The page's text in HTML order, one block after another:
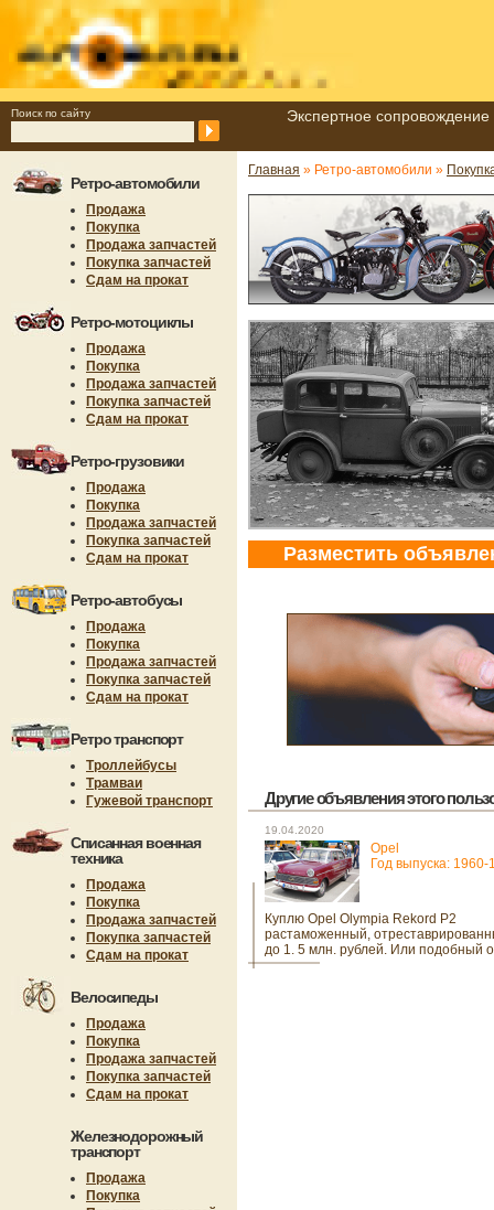
Поиск по сайту Экспертное
Ретро-автомобили
Продажа
Покупка
Продажа запчастей
Покупка запчастей
Сдам на прокат
Ретро-мотоциклы
Продажа
Покупка
Продажа запчастей
Покупка запчастей
Сдам на прокат
Ретро-грузовики
Продажа
Покупка
Продажа запчастей
Покупка запчастей
Сдам на прокат
Ретро-автобусы
Продажа
Покупка
Продажа запчастей
Покупка запчастей
Сдам на прокат
Ретро транспорт
Троллейбусы
Трамваи
Гужевой транспорт
Списанная военная
техника
Продажа
Покупка
Продажа запчастей
Покупка запчастей
Сдам на прокат
Велосипеды
Продажа
Покупка
Продажа запчастей
Покупка запчастей
Сдам на прокат
Железнодорожный
транспорт
Продажа
Покупка
Главная » Ретро-автомобили »
Разместить
Другие объявления этого
19.04.2020
Opel
Год выпуска: 1960-
Куплю Opel Olympia Rekord P2
растаможенный,
до 1. 5 млн. рублей. Или подобный